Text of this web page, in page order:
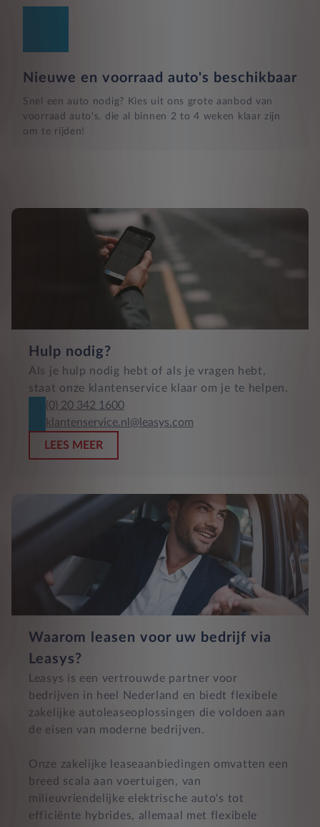
Nieuwe en voorraad auto's beschikbaar
Snel een auto nodig? Kies uit ons grote aanbod van
voorraad auto's, die al binnen 2 to 4 weken klaar zijn
om te rijden!
Hulp nodig?
Als je hulp nodig hebt of als je vragen hebt,
staat onze klantenservice klaar om je te helpen.
(0) 20 342 1600
klantenservice.nl@leasys.com
LEES MEER
Waarom leasen voor uw bedrijf via
Leasys?
Leasys is een vertrouwde partner voor
bedrijven in heel Nederland en biedt flexibele
zakelijke autoleaseoplossingen die voldoen aan
de eisen van moderne bedrijven.
Onze zakelijke leaseaanbiedingen omvatten een
breed scala aan voertuigen, van
milieuvriendelijke elektrische auto's tot
efficiënte hybrides, allemaal met flexibele